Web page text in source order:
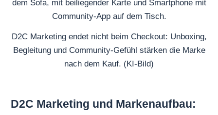
D2C Marketing endet nicht beim Checkout: Unboxing,
Begleitung und Community-Gefühl stärken die Marke
nach dem Kauf. (KI-Bild)
D2C Marketing und Markenaufbau: